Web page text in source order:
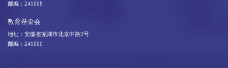
邮编：241008
教育基金会
地址：安徽省芜湖市北京中路2号
邮编：241000